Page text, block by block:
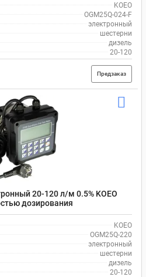
KOEO
OGM25Q-024-F
электронный
шестерни
дизель
20-120
Предзаказ
20-120 л/м 0.5% KOEO
дозирования
KOEO
OGM25Q-220
электронный
шестерни
дизель
20-120